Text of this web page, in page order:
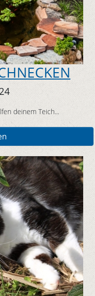
deinem Teich...